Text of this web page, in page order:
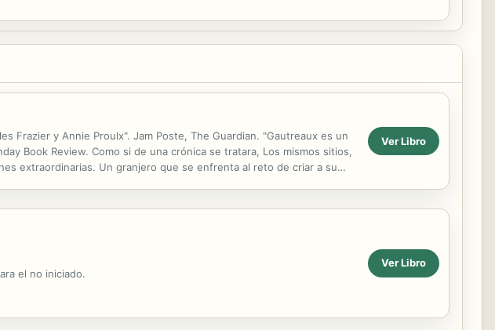
Frazier y Annie Proulx". Jam Poste, The Guardian. "Gautreaux es un
Book Review. Como si de una crónica se tratara, Los mismos sitios,
extraordinarias. Un granjero que se enfrenta al reto de criar a su
Ver Libro
el no iniciado.
Ver Libro